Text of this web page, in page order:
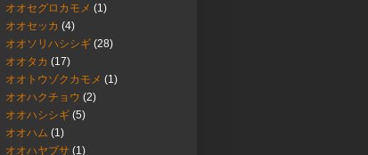
オオセグロカモメ (1)
オオセッカ (4)
オオソリハシシギ (28)
オオタカ (17)
オオトウゾクカモメ (1)
オオハクチョウ (2)
オオハシシギ (5)
オオハム (1)
オオハヤブサ (1)